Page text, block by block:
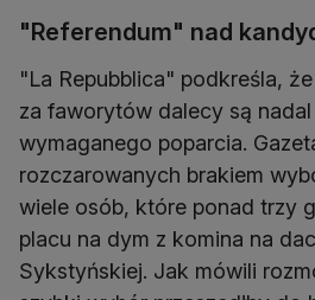
"Referendum" nad
"La Repubblica" podkreśla,
za faworytów dalecy są
wymaganego poparcia.
rozczarowanych brakiem
wiele osób, które ponad trzy
placu na dym z komina na
Sykstyńskiej. Jak mówili